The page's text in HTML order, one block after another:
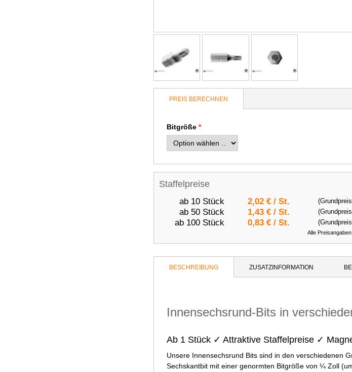
PREIS BERECHNEN
Bitgröße
Staffelpreise
ab 10 Stück 2,02 € / St. (Grundpreis
ab 50 Stück 1,43 € / St. (Grundpreis
ab 100 Stück 0,83 € / St. (Grundpreis
Alle
BESCHREIBUNG ZUSATZINFORMATION
Innensechsrund-Bits in
Ab 1 Stück ✓ Attraktive Staffelpreise ✓
Unsere Innensechsrund Bits sind in den verschiedenen
Sechskantbit mit einer genormten Bitgröße von ¼ Zoll